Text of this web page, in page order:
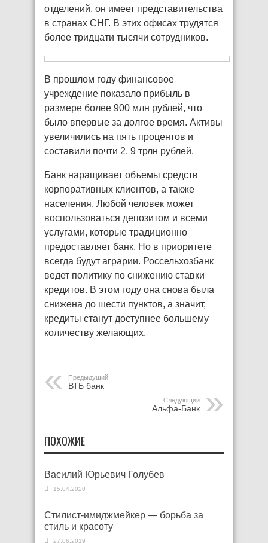
отделений, он имеет представительства
в странах СНГ. В этих офисах трудятся
более тридцати тысячи сотрудников.
В прошлом году финансовое
учреждение показало прибыль в
размере более 900 млн рублей, что
было впервые за долгое время. Активы
увеличились на пять процентов и
составили почти 2, 9 трлн рублей.
Банк наращивает объемы средств
корпоративных клиентов, а также
населения. Любой человек может
воспользоваться депозитом и всеми
услугами, которые традиционно
предоставляет банк. Но в приоритете
всегда будут аграрии. Россельхозбанк
ведет политику по снижению ставки
кредитов. В этом году она снова была
снижена до шести пунктов, а значит,
кредиты станут доступнее большему
количеству желающих.
Предыдущий
ВТБ банк
Следующий
Альфа-Банк
ПОХОЖИЕ
Василий Юрьевич Голубев
15.04.2020
Стилист-имиджмейкер — борьба за
стиль и красоту
27.06.2019